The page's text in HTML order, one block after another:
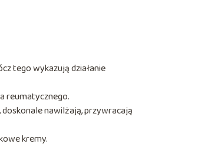
tego wykazują działanie
reumatycznego.
nawilżają, przywracają
kremy.